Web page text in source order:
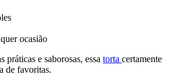
ocasião
práticas e saborosas, essa torta certamente
de favoritas.